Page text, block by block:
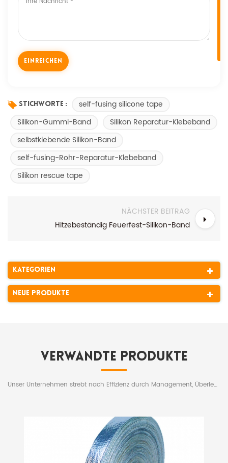
Stichworte :
self-fusing silicone tape
Silikon-Gummi-Band
Silikon Reparatur-Klebeband
selbstklebende Silikon-Band
self-fusing-Rohr-Reparatur-Klebeband
Silikon rescue tape
NÄCHSTER BEITRAG
Hitzebeständig Feuerfest-Silikon-Band
Kategorien
Neue Produkte
Verwandte Produkte
Unser Unternehmen strebt nach Effizienz durch Management, Überleben durch Qualität und Entwicklung durch Reputation und verbessert aktiv die Qualität und Werte der Produkte, wobei es sich an die kundenorientierte und Win-Win-Geschäftsphilosophie hält.